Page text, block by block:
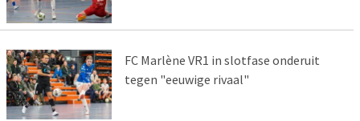
FC Marlène VR1 in slotfase onderuit
tegen "eeuwige rivaal"